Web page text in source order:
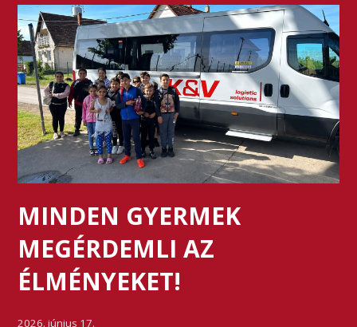
MINDEN GYERMEK
MEGÉRDEMLI AZ
ÉLMÉNYEKET!
2026. június 17.